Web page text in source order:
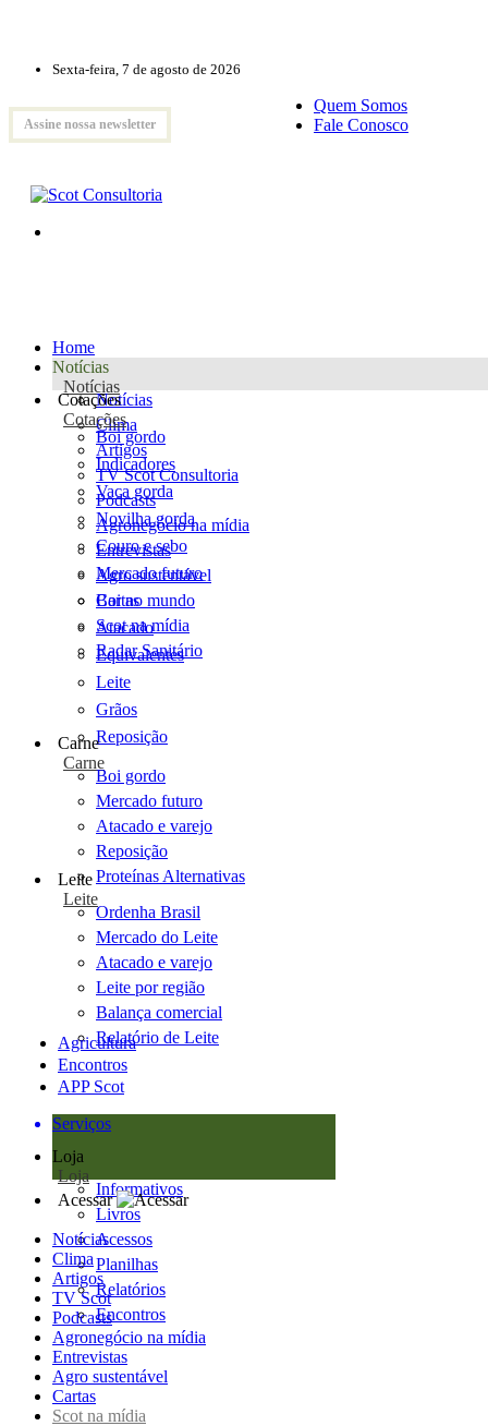
Sexta-feira, 7 de agosto de 2026
Assine nossa newsletter
Quem Somos
Fale Conosco
Home
Notícias
Notícias
Notícias
Clima
Artigos
TV Scot Consultoria
Podcasts
Agronegócio na mídia
Entrevistas
Agro sustentável
Cartas
Scot na mídia
Radar Sanitário
Cotações
Cotações
Boi gordo
Indicadores
Vaca gorda
Novilha gorda
Couro e sebo
Mercado futuro
Boi no mundo
Atacado
Equivalentes
Leite
Grãos
Reposição
Carne
Carne
Boi gordo
Mercado futuro
Atacado e varejo
Reposição
Proteínas Alternativas
Leite
Leite
Ordenha Brasil
Mercado do Leite
Atacado e varejo
Leite por região
Balança comercial
Relatório de Leite
Agricultura
Encontros
APP Scot
Serviços
Loja
Loja
Informativos
Livros
Acessos
Planilhas
Relatórios
Encontros
Acessar
Notícias
Clima
Artigos
TV Scot
Podcasts
Agronegócio na mídia
Entrevistas
Agro sustentável
Cartas
Scot na mídia